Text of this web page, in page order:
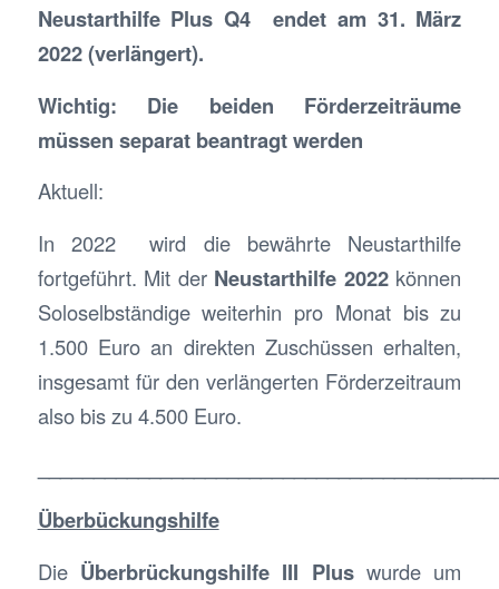
Neustarthilfe Plus Q4 endet am 31. März
2022 (verlängert).
Wichtig: Die beiden Förderzeit­räume
müssen separat beantragt werden
Aktuell:
In 2022 wird die bewährte Neustarthilfe
fortgeführt. Mit der Neustarthilfe 2022können
Soloselbständige weiterhin pro Monat bis zu
1.500 Euro an direkten Zuschüssen erhalten,
insgesamt für den verlängerten Förderzeitraum
also bis zu 4.500 Euro.
Überbückungshilfe
Die Über­brückungs­hilfe III Pluswurde um